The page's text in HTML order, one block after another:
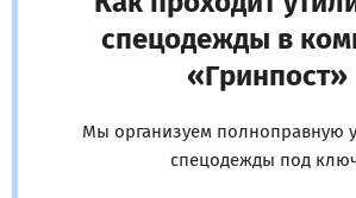
спецодежды в
«Гринпост»
Мы организуем полноправную
спецодежды под